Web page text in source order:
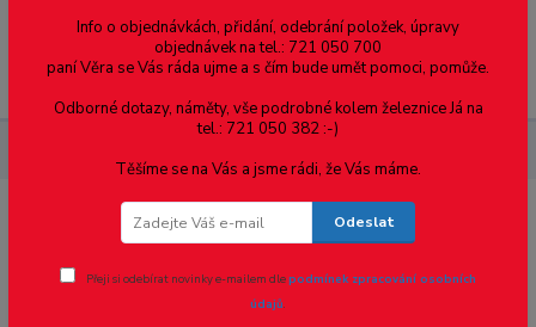
Menu
Hranol - 3.2 x 4.0 - 9ks
Novinka
Info o objednávkách, přidání, odebrání položek, úpravy
objednávek na tel.: 721 050 700
paní Věra se Vás ráda ujme a s čím bude umět pomoci, pomůže.
Odborné dotazy, náměty, vše podrobné kolem železnice Já na
tel.: 721 050 382 :-)
Těšíme se na Vás a jsme rádi, že Vás máme.
Odeslat
Přeji si odebírat novinky e-mailem dlepodmínek zpracování osobních
údajů.